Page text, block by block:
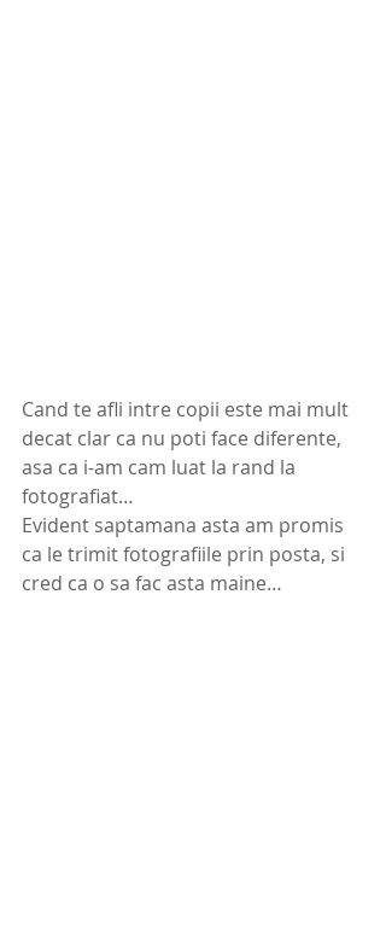
Cand te afli intre copii este mai mult
decat clar ca nu poti face diferente,
asa ca i-am cam luat la rand la
fotografiat…
Evident saptamana asta am promis
ca le trimit fotografiile prin posta, si
cred ca o sa fac asta maine…